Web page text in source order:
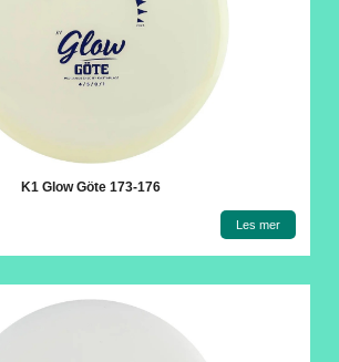
K1 Glow Göte 173-176
Les mer